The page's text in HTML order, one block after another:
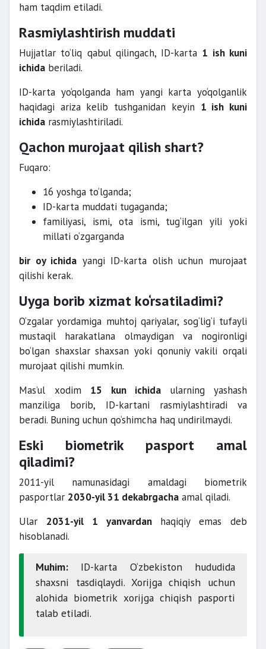
ham taqdim etiladi.
Rasmiylashtirish muddati
Hujjatlar to‘liq qabul qilingach, ID-karta 1 ish kuni
ichida beriladi.
ID-karta yo‘qolganda ham yangi karta yo‘qolganlik
haqidagi ariza kelib tushganidan keyin 1 ish kuni
ichida rasmiylashtiriladi.
Qachon murojaat qilish shart?
Fuqaro:
16 yoshga to‘lganda;
ID-karta muddati tugaganda;
familiyasi, ismi, ota ismi, tug‘ilgan yili yoki
millati o‘zgarganda
bir oy ichida yangi ID-karta olish uchun murojaat
qilishi kerak.
Uyga borib xizmat ko‘rsatiladimi?
O‘zgalar yordamiga muhtoj qariyalar, sog‘lig‘i tufayli
mustaqil harakatlana olmaydigan va nogironligi
bo‘lgan shaxslar shaxsan yoki qonuniy vakili orqali
murojaat qilishi mumkin.
Mas’ul xodim 15 kun ichida ularning yashash
manziliga borib, ID-kartani rasmiylashtiradi va
beradi. Buning uchun qo‘shimcha haq undirilmaydi.
Eski biometrik pasport amal
qiladimi?
2011-yil namunasidagi amaldagi biometrik
pasportlar 2030-yil 31 dekabrgacha amal qiladi.
Ular 2031-yil 1 yanvardanhaqiqiy emas deb
hisoblanadi.
Muhim: ID-karta O‘zbekiston hududida
shaxsni tasdiqlaydi. Xorijga chiqish uchun
alohida biometrik xorijga chiqish pasporti
talab etiladi.